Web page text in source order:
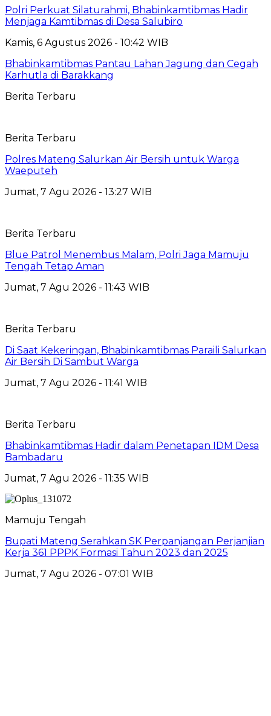
Polri Perkuat Silaturahmi, Bhabinkamtibmas Hadir
Menjaga Kamtibmas di Desa Salubiro
Kamis, 6 Agustus 2026 - 10:42 WIB
Bhabinkamtibmas Pantau Lahan Jagung dan Cegah
Karhutla di Barakkang
Berita Terbaru
Berita Terbaru
Polres Mateng Salurkan Air Bersih untuk Warga
Waeputeh
Jumat, 7 Agu 2026 - 13:27 WIB
Berita Terbaru
Blue Patrol Menembus Malam, Polri Jaga Mamuju
Tengah Tetap Aman
Jumat, 7 Agu 2026 - 11:43 WIB
Berita Terbaru
Di Saat Kekeringan, Bhabinkamtibmas Paraili Salurkan
Air Bersih Di Sambut Warga
Jumat, 7 Agu 2026 - 11:41 WIB
Berita Terbaru
Bhabinkamtibmas Hadir dalam Penetapan IDM Desa
Bambadaru
Jumat, 7 Agu 2026 - 11:35 WIB
Mamuju Tengah
Bupati Mateng Serahkan SK Perpanjangan Perjanjian
Kerja 361 PPPK Formasi Tahun 2023 dan 2025
Jumat, 7 Agu 2026 - 07:01 WIB